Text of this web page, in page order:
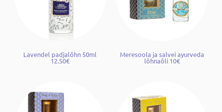
Lavendel padjalõhn 50ml
12.50€
Meresoola ja salvei ayurveda
lõhnaõli 10€